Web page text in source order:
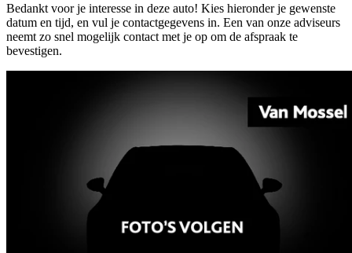
Bedankt voor je interesse in deze auto! Kies hieronder je gewenste
datum en tijd, en vul je contactgegevens in. Een van onze adviseurs
neemt zo snel mogelijk contact met je op om de afspraak te
bevestigen.